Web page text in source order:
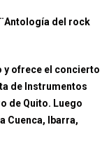
del rock
y ofrece el concierto
de Instrumentos
de Quito. Luego
Cuenca, Ibarra,